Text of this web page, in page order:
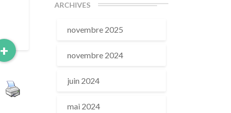
+Read
More
ARCHIVES
novembre 2025
novembre 2024
juin 2024
mai 2024